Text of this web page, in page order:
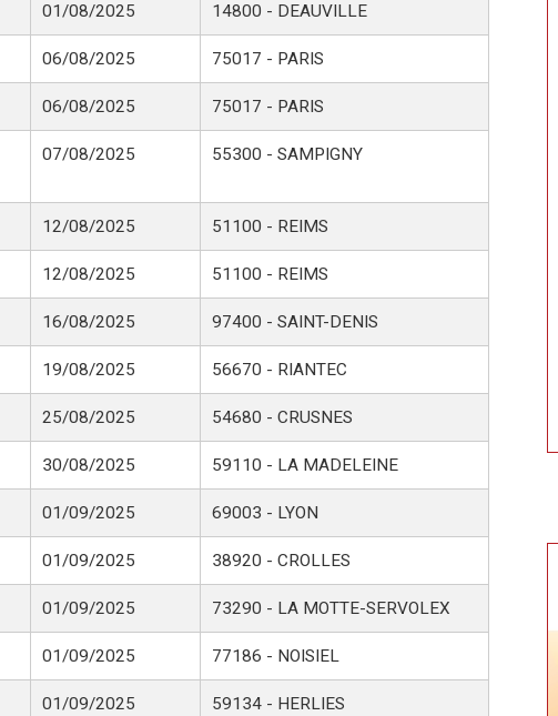
01/08/2025 14800 - DEAUVILLE
06/08/2025 75017 - PARIS
06/08/2025 75017 - PARIS
07/08/2025 55300 - SAMPIGNY
12/08/2025 51100 - REIMS
12/08/2025 51100 - REIMS
16/08/2025 97400 - SAINT-DENIS
19/08/2025 56670 - RIANTEC
25/08/2025 54680 - CRUSNES
30/08/2025 59110 - LA MADELEINE
01/09/2025 69003 - LYON
01/09/2025 38920 - CROLLES
01/09/2025 73290 - LA MOTTE-SERVOLEX
01/09/2025 77186 - NOISIEL
01/09/2025 59134 - HERLIES